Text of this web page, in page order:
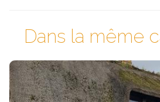
Dans la même